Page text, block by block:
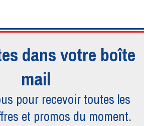
dans votre boîte
mail
pour recevoir toutes les
et promos du moment.